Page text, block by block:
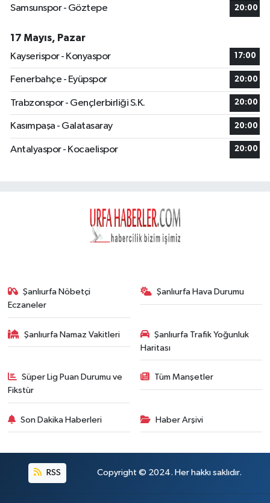
Samsunspor - Göztepe 20:00
17 Mayıs, Pazar
Kayserispor - Konyaspor
17:00
Fenerbahçe - Eyüpspor 20:00
Trabzonspor - Gençlerbirliği S.K. 20:00
Kasımpaşa - Galatasaray 20:00
Antalyaspor - Kocaelispor 20:00
Şanlıurfa Nöbetçi
Eczaneler
Şanlıurfa Hava Durumu
Şanlıurfa Namaz Vakitleri
Şanlıurfa Trafik Yoğunluk
Haritası
Süper Lig Puan Durumu ve
Fikstür
Tüm Manşetler
Son Dakika Haberleri Haber Arşivi
RSS Copyright © 2024. Her hakkı saklıdır.